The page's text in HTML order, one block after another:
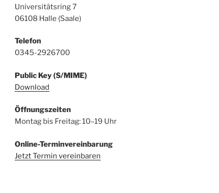
Universitätsring 7
06108 Halle (Saale)
Telefon
0345-2926700
Public Key (S/MIME)
Download
Öffnungszeiten
Montag bis Freitag: 10–19 Uhr
Online-Terminvereinbarung
Jetzt Termin vereinbaren